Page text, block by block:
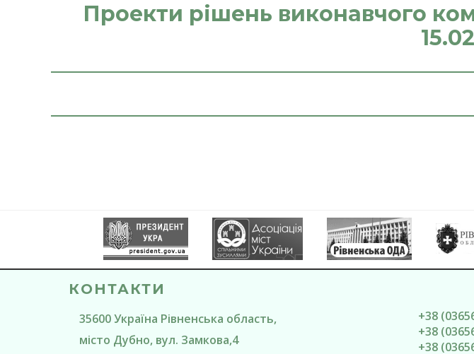
Проекти рішень виконавчого
КОНТАКТИ
35600Україна Рівненська область,
місто Дубно, вул. Замкова,4
+38
+38
+38